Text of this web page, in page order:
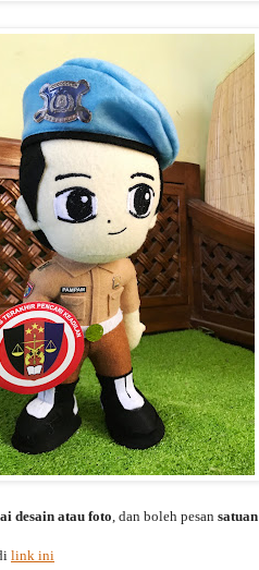
desain atau foto , dan boleh pesan satuan
link ini